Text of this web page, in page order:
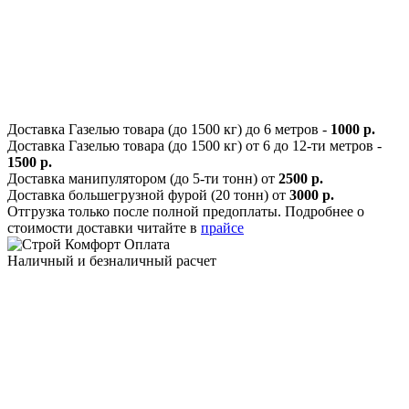
Доставка Газелью товара (до 1500 кг) до 6 метров - 1000 р.
Доставка Газелью товара (до 1500 кг) от 6 до 12-ти метров -
1500 р.
Доставка манипулятором (до 5-ти тонн) от 2500 р.
Доставка большегрузной фурой (20 тонн) от 3000 р.
Отгрузка только после полной предоплаты. Подробнее о
стоимости доставки читайте в прайсе
Оплата
Наличный и безналичный расчет